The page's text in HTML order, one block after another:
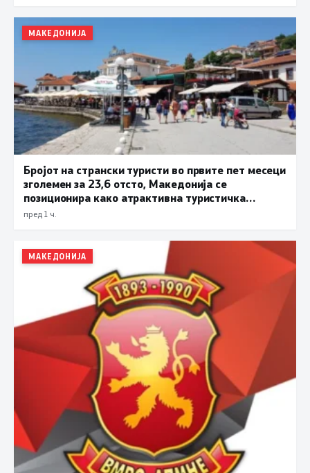
МАКЕДОНИЈА
Бројот на странски туристи во првите пет месеци
зголемен за 23,6 отсто, Македонија се
позиционира како атрактивна туристичка
дестинација
пред 1 ч.
МАКЕДОНИЈА